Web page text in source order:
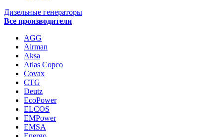
Дизельные генераторы
Все производители
AGG
Airman
Aksa
Atlas Copco
Covax
CTG
Deutz
EcoPower
ELCOS
EMPower
EMSA